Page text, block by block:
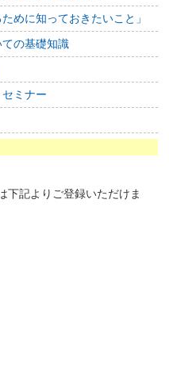
めに知っておきたいこと」
の基礎知識
セミナー
下記よりご登録いただけま